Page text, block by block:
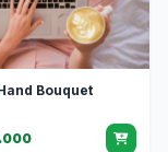
Bouquet